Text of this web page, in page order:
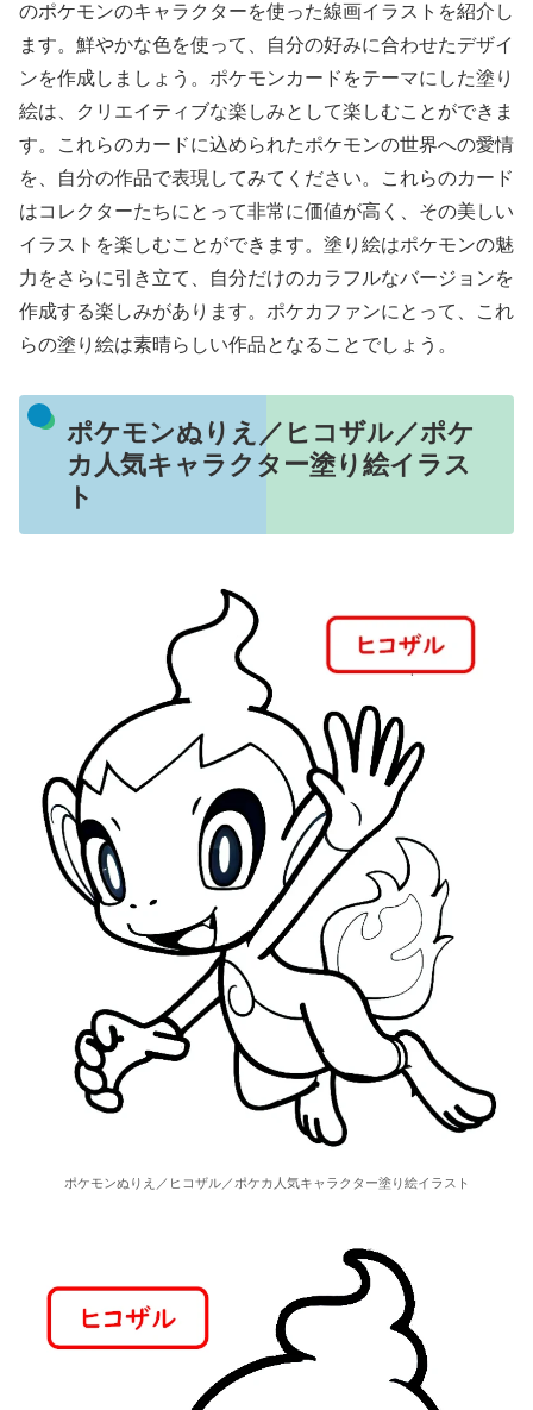
のポケモンのキャラクターを使った線画イラストを紹介し
ます。鮮やかな色を使って、自分の好みに合わせたデザイ
ンを作成しましょう。ポケモンカードをテーマにした塗り
絵は、クリエイティブな楽しみとして楽しむことができま
す。これらのカードに込められたポケモンの世界への愛情
を、自分の作品で表現してみてください。これらのカード
はコレクターたちにとって非常に価値が高く、その美しい
イラストを楽しむことができます。塗り絵はポケモンの魅
力をさらに引き立て、自分だけのカラフルなバージョンを
作成する楽しみがあります。ポケカファンにとって、これ
らの塗り絵は素晴らしい作品となることでしょう。
ポケモンぬりえ／ヒコザル／ポケ
カ人気キャラクター塗り絵イラス
ト
ポケモンぬりえ／ヒコザル／ポケカ人気キャラクター塗り絵イラスト